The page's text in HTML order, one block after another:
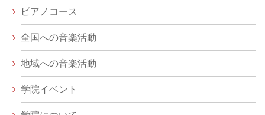
ピアノコース
全国への音楽活動
地域への音楽活動
学院イベント